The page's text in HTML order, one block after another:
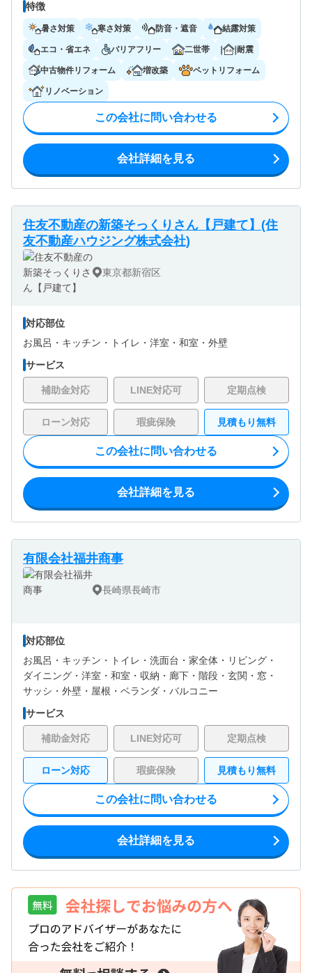
特徴
暑さ対策 寒さ対策 防音・遮音 結露対策
エコ・省エネ バリアフリー 二世帯 耐震
中古物件リフォーム 増改築 ペットリフォーム
リノベーション
この会社に問い合わせる
会社詳細を見る
住友不動産の新築そっくりさん【戸建て】(住
友不動産ハウジング株式会社)
東京都新宿区
対応部位
お風呂・ キッチン・ トイレ・ 洋室・ 和室・ 外壁
サービス
補助金対応 LINE対応可 定期点検
ローン対応 瑕疵保険 見積もり無料
この会社に問い合わせる
会社詳細を見る
有限会社福井商事
長崎県長崎市
対応部位
お風呂・ キッチン・ トイレ・ 洗面台・ 家全体・ リビング・
ダイニング・ 洋室・ 和室・ 収納・ 廊下・ 階段・ 玄関・ 窓・
サッシ・ 外壁・ 屋根・ ベランダ・バルコニー
サービス
補助金対応 LINE対応可 定期点検
ローン対応 瑕疵保険 見積もり無料
この会社に問い合わせる
会社詳細を見る